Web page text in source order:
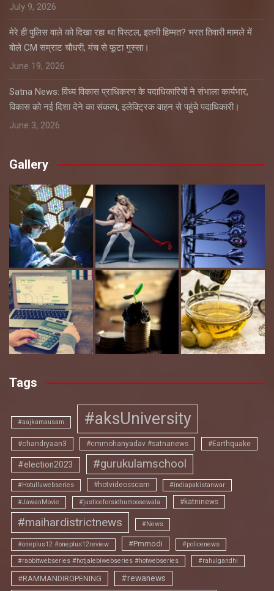
July 9, 2026
मेरे ही पुलिस वाले को दिखा रहा था पिस्टल, इतनी हिम्मत? भरत तिवारी मामले में
बोले CM सम्राट चौधरी, मंच से फूटा गुस्सा।
June 19, 2026
Satna News: विंध्य विकास प्राधिकरण के पदाधिकारियों ने संभाला कार्यभार,
विकास को नई दिशा देने का संकल्प, इलेक्ट्रिक वाहन से पहुंचे पदाधिकारी।
June 3, 2026
Gallery
Tags
#aajkamausam #aksUniversity
#chandryaan3 #cmmohanyadav #satnanews #Earthquake
#election2023 #gurukulamschool
#Hotulluwebseries #hotvideosscam #indiapakistanwar
#JawanMovie #justiceforsidhumoosewala #katninews
#maihardistrictnews #News
#oneplus12 #oneplus12review #Pmmodi #policenews
#rabbitwebseries #hotjalebiwebseries #hotwebseries #rahulgandhi
#RAMMANDIROPENING #rewanews